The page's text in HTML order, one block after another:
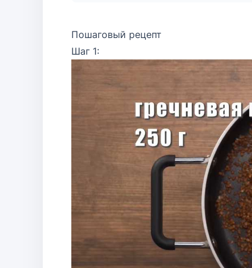
Пошаговый рецепт
Шаг 1: